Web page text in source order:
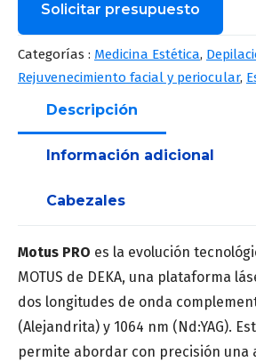
Solicitar presupuesto
Contenido especializado
profesionales de la salud.
realizamos tratamientos a
público general.
Nombre*
Correo*
Categorías : Medicina Estética,
Rejuvenecimiento facial y periocular,
Descripción
Información adicional
Cabezales
Motus PRO es la evolución
MOTUS de DEKA, una plataforma
dos longitudes de onda
(Alejandrita) y 1064 nm (Nd:YAG).
permite abordar con precisión una